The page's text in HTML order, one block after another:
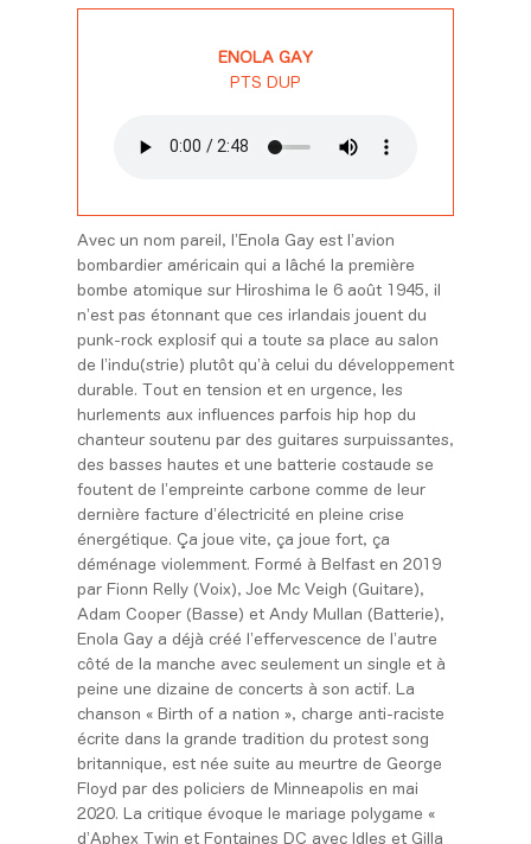
ENOLA GAY
PTS DUP
Avec un nom pareil, l’Enola Gay est l’avion
bombardier américain qui a lâché la première
bombe atomique sur Hiroshima le 6 août 1945, il
n’est pas étonnant que ces irlandais jouent du
punk-rock explosif qui a toute sa place au salon
de l’indu(strie) plutôt qu’à celui du développement
durable. Tout en tension et en urgence, les
hurlements aux influences parfois hip hop du
chanteur soutenu par des guitares surpuissantes,
des basses hautes et une batterie costaude se
foutent de l’empreinte carbone comme de leur
dernière facture d’électricité en pleine crise
énergétique. Ça joue vite, ça joue fort, ça
déménage violemment. Formé à Belfast en 2019
par Fionn Relly (Voix), Joe Mc Veigh (Guitare),
Adam Cooper (Basse) et Andy Mullan (Batterie),
Enola Gay a déjà créé l’effervescence de l’autre
côté de la manche avec seulement un single et à
peine une dizaine de concerts à son actif. La
chanson « Birth of a nation », charge anti-raciste
écrite dans la grande tradition du protest song
britannique, est née suite au meurtre de George
Floyd par des policiers de Minneapolis en mai
2020. La critique évoque le mariage polygame «
d’Aphex Twin et Fontaines DC avec Idles et Gilla